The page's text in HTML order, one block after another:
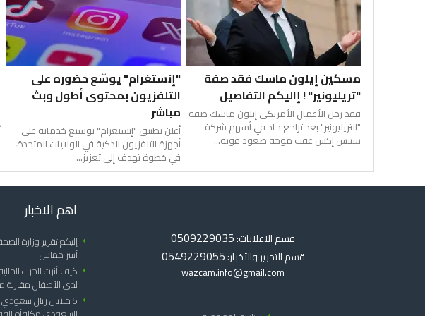
مسكين إيلون ماسك فقد صفة
"تريليونير" ! إاليكم التفاصيل
فقد رجل الأعمال الأمريكي إيلون ماسك صفة
"التريليونير" بعد تراجع حاد في أسهم شركة
سبيس إكس عقب موجة صعود قوية...
"إنستغرام" يوسّع حضوره على
التلفزيون بمحتوى أطول وبث
مباشر
أعلن تطبيق "إنستغرام" توسيع خدماته على
أجهزة التلفزيون الذكية في الولايات المتحدة،
في خطوة تهدف إلى تعزيز...
قسم الاعلانات: 0509229035
قسم التحرير والأخبار: 0549229055
wazcam.info@gmail.com
اهم الاخبار
arrow_left إليكم تقرير وزارة
أسر حماس
arrow_left كيف أثرت الحرب
لدى الأطفال
arrow_left 5 ملايين ريال سعودي